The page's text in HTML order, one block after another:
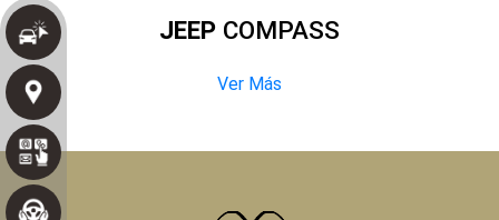
JEEP COMPASS
Ver Más